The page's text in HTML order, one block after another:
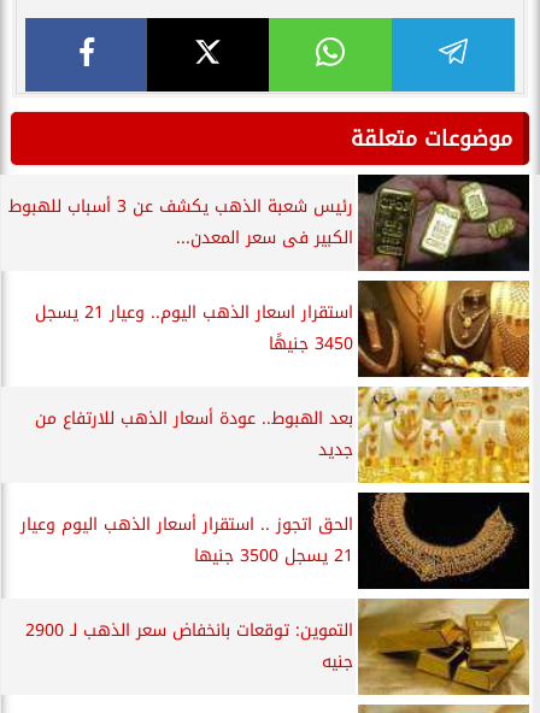
موضوعات متعلقة
رئيس شعبة الذهب يكشف عن 3 أسباب للهبوط
الكبير فى سعر المعدن...
استقرار اسعار الذهب اليوم.. وعيار 21 يسجل
3450 جنيهًا
بعد الهبوط.. عودة أسعار الذهب للارتفاع من
جديد
الحق اتجوز .. استقرار أسعار الذهب اليوم وعيار
21 يسجل 3500 جنيها
التموين: توقعات بانخفاض سعر الذهب لـ 2900
جنيه